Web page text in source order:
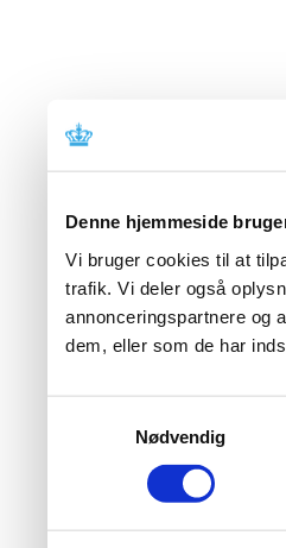
Denne hjemmeside
Vi bruger cookies til at
trafik. Vi deler også
annonceringspartnere og
dem, eller som de har
Nødvendig